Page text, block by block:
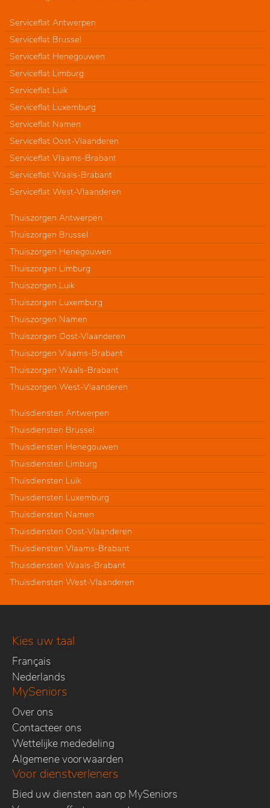
Serviceflat Antwerpen
Serviceflat Brussel
Serviceflat Henegouwen
Serviceflat Limburg
Serviceflat Luik
Serviceflat Luxemburg
Serviceflat Namen
Serviceflat Oost-Vlaanderen
Serviceflat Vlaams-Brabant
Serviceflat Waals-Brabant
Serviceflat West-Vlaanderen
Thuiszorgen Antwerpen
Thuiszorgen Brussel
Thuiszorgen Henegouwen
Thuiszorgen Limburg
Thuiszorgen Luik
Thuiszorgen Luxemburg
Thuiszorgen Namen
Thuiszorgen Oost-Vlaanderen
Thuiszorgen Vlaams-Brabant
Thuiszorgen Waals-Brabant
Thuiszorgen West-Vlaanderen
Thuisdiensten Antwerpen
Thuisdiensten Brussel
Thuisdiensten Henegouwen
Thuisdiensten Limburg
Thuisdiensten Luik
Thuisdiensten Luxemburg
Thuisdiensten Namen
Thuisdiensten Oost-Vlaanderen
Thuisdiensten Vlaams-Brabant
Thuisdiensten Waals-Brabant
Thuisdiensten West-Vlaanderen
Kies uw taal
Français
Nederlands
MySeniors
Over ons
Contacteer ons
Wettelijke mededeling
Algemene voorwaarden
Voor dienstverleners
Bied uw diensten aan op MySeniors